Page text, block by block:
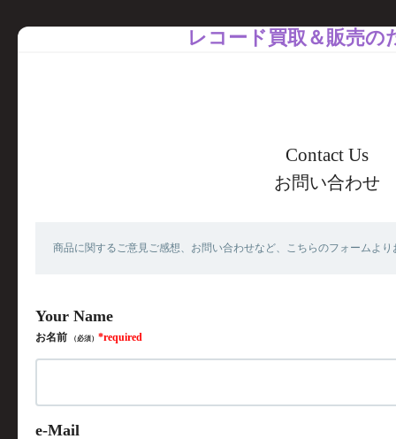
レコード買取＆販売の
お問い合わせ
商品に関するご意見ご感想、お問い合わせなど、こちらのフォームよ
お名前 （必須）